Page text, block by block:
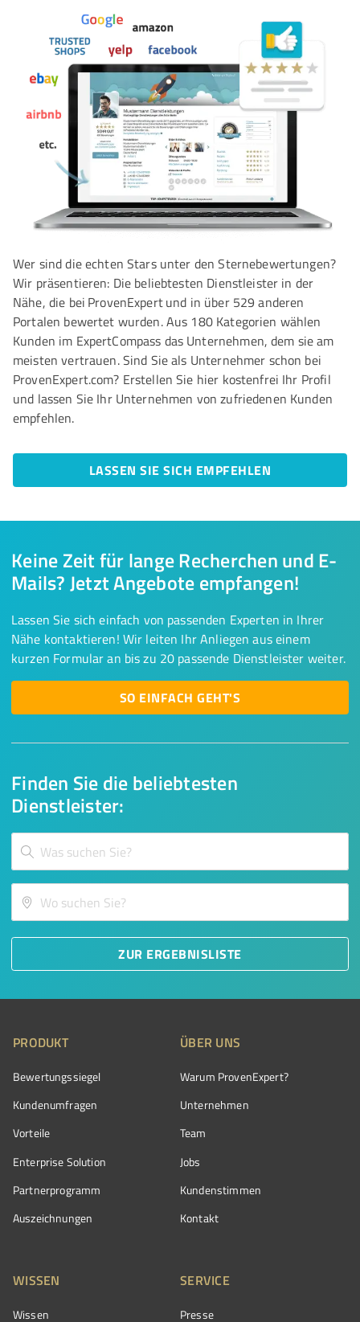
Wer sind die echten Stars unter den Sternebewertungen?
Wir präsentieren: Die beliebtesten Dienstleister in der
Nähe, die bei ProvenExpert und in über 529 anderen
Portalen bewertet wurden. Aus 180 Kategorien wählen
Kunden im ExpertCompass das Unternehmen, dem sie am
meisten vertrauen. Sind Sie als Unternehmer schon bei
ProvenExpert.com? Erstellen Sie hier kostenfrei Ihr Profil
und lassen Sie Ihr Unternehmen von zufriedenen Kunden
empfehlen.
LASSEN SIE SICH EMPFEHLEN
Finden Sie die beliebtesten
Dienstleister:
ZUR ERGEBNISLISTE
Keine Zeit für lange Recherchen und E-
Mails? Jetzt Angebote empfangen!
Lassen Sie sich einfach von passenden Experten in Ihrer
Nähe kontaktieren! Wir leiten Ihr Anliegen aus einem
kurzen Formular an bis zu 20 passende Dienstleister weiter.
SO EINFACH GEHT'S
PRODUKT
Bewertungssiegel
Kundenumfragen
Vorteile
Enterprise Solution
Partnerprogramm
Auszeichnungen
ÜBER UNS
Warum ProvenExpert?
Unternehmen
Team
Jobs
Kundenstimmen
Kontakt
WISSEN
Wissen
SERVICE
Presse